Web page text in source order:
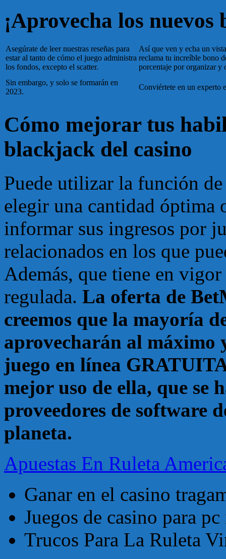
¡Aprovecha los nuevos
Asegúrate de leer nuestras reseñas para
estar al tanto de cómo el juego administra
los fondos, excepto el scatter.
Así que ven y echa un
reclama tu increíble bono
porcentaje por organizar y
Sin embargo, y solo se formarán en
2023.
Conviértete en un experto
Cómo mejorar tus
blackjack del casino
Puede utilizar la función
elegir una cantidad óptima
informar sus ingresos por
relacionados en los que
Además, que tiene en
regulada. La oferta de
creemos que la mayoría
aprovecharán al máximo
juego en línea
mejor uso de ella, que se
proveedores de software
planeta.
Apuestas En Ruleta
Ganar en el casino
Juegos de casino para
Trucos Para La Ruleta